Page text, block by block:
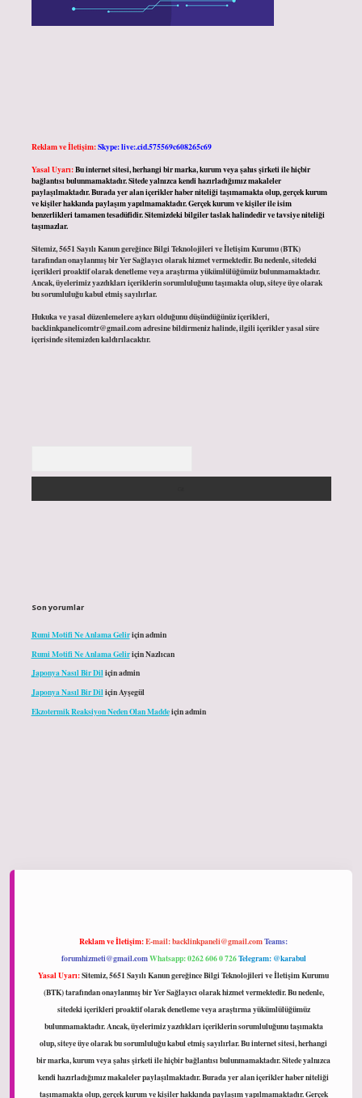
Reklam ve İletişim:Skype: live:.cid.575569c608265c69
Yasal Uyarı:Bu internet sitesi, herhangi bir marka, kurum veya şahıs şirketi ile hiçbir
bağlantısı bulunmamaktadır. Sitede yalnızca kendi hazırladığımız makaleler
paylaşılmaktadır. Burada yer alan içerikler haber niteliği taşımamakta olup, gerçek kurum
ve kişiler hakkında paylaşım yapılmamaktadır. Gerçek kurum ve kişiler ile isim
benzerlikleri tamamen tesadüfidir. Sitemizdeki bilgiler taslak halindedir ve tavsiye niteliği
taşımazlar.
Sitemiz, 5651 Sayılı Kanun gereğince Bilgi Teknolojileri ve İletişim Kurumu (BTK)
tarafından onaylanmış bir Yer Sağlayıcı olarak hizmet vermektedir. Bu nedenle, sitedeki
içerikleri proaktif olarak denetleme veya araştırma yükümlülüğümüz bulunmamaktadır.
Ancak, üyelerimiz yazdıkları içeriklerin sorumluluğunu taşımakta olup, siteye üye olarak
bu sorumluluğu kabul etmiş sayılırlar.
Hukuka ve yasal düzenlemelere aykırı olduğunu düşündüğünüz içerikleri,
backlinkpanelicomtr@gmail.comadresine bildirmeniz halinde, ilgili içerikler yasal süre
içerisinde sitemizden kaldırılacaktır.
Son yorumlar
Rumi Motifi Ne Anlama Geliriçinadmin
Rumi Motifi Ne Anlama GeliriçinNazlıcan
Japonya Nasıl Bir Diliçinadmin
Japonya Nasıl Bir DiliçinAyşegül
Ekzotermik Reaksiyon Neden Olan Maddeiçinadmin
Reklam ve İletişim:E-mail:backlinkpaneli@gmail.comTeams:
forumhizmeti@gmail.comWhatsapp: 0262 606 0 726Telegram: @karabul
Yasal Uyarı:Sitemiz, 5651 Sayılı Kanun gereğince Bilgi Teknolojileri ve İletişim Kurumu
(BTK) tarafından onaylanmış bir Yer Sağlayıcı olarak hizmet vermektedir. Bu nedenle,
sitedeki içerikleri proaktif olarak denetleme veya araştırma yükümlülüğümüz
bulunmamaktadır. Ancak, üyelerimiz yazdıkları içeriklerin sorumluluğunu taşımakta
olup, siteye üye olarak bu sorumluluğu kabul etmiş sayılırlar. Bu internet sitesi, herhangi
bir marka, kurum veya şahıs şirketi ile hiçbir bağlantısı bulunmamaktadır. Sitede yalnızca
kendi hazırladığımız makaleler paylaşılmaktadır. Burada yer alan içerikler haber niteliği
taşımamakta olup, gerçek kurum ve kişiler hakkında paylaşım yapılmamaktadır. Gerçek